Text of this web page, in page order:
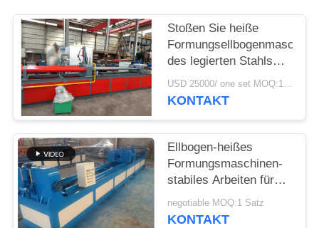
ZITAT
SITEMAP
PRIVACY
POLICY
Stoßen Sie heiße
Formungsellbogenmaschine
des legierten Stahls
des Kohlenstoffstahls
der maschinen-
USD 25000/ one set MOQ:1 Satz
KONTAKT
Ellbogen-heißes
Formungsmaschinen-
stabiles Arbeiten für
langen Radius u.
kurzen Radius-
negotiable MOQ:1 Satz
KONTAKT